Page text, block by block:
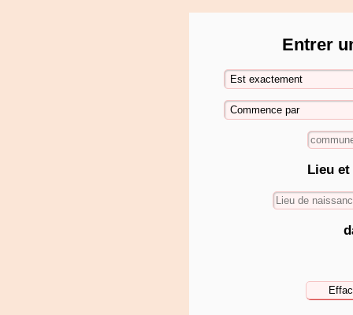
Entrer
Lieu